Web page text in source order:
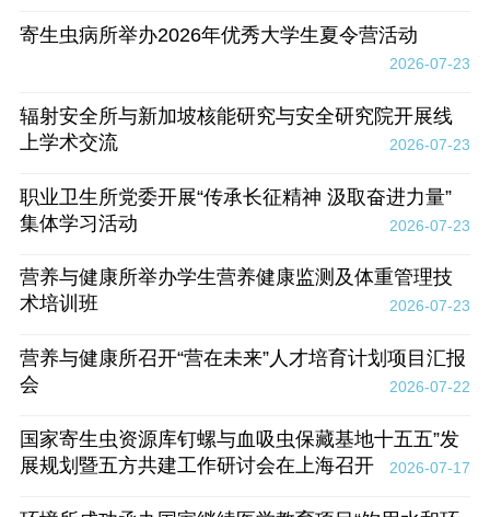
寄生虫病所举办2026年优秀大学生夏令营活动
2026-07-23
辐射安全所与新加坡核能研究与安全研究院开展线
上学术交流
2026-07-23
职业卫生所党委开展“传承长征精神 汲取奋进力量”
集体学习活动
2026-07-23
营养与健康所举办学生营养健康监测及体重管理技
术培训班
2026-07-23
营养与健康所召开“营在未来”人才培育计划项目汇报
会
2026-07-22
国家寄生虫资源库钉螺与血吸虫保藏基地十五五”发
展规划暨五方共建工作研讨会在上海召开
2026-07-17